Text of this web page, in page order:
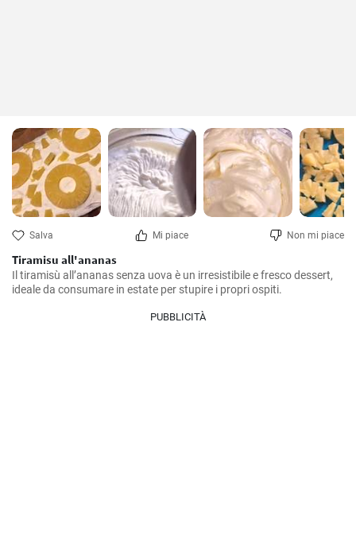
Salva Mi piace Non mi piace
Tiramisu all'ananas
Il tiramisù all’ananas senza uova è un irresistibile e fresco dessert,
ideale da consumare in estate per stupire i propri ospiti.
PUBBLICITÀ